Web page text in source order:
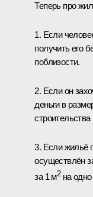
Теперь про
1. Если
получить его
поблизости.
2. Если он
деньги в
3. Если жильё
осуществлён
за 1 м2на одно